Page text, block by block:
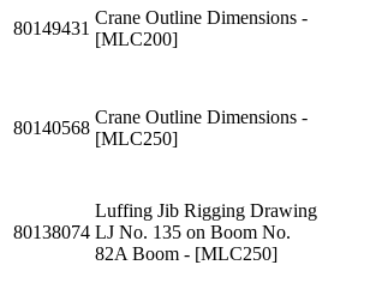
80149431
Crane Outline Dimensions -
[MLC200]
80140568
Crane Outline Dimensions -
[MLC250]
80138074
Luffing Jib Rigging Drawing
LJ No. 135 on Boom No.
82A Boom - [MLC250]